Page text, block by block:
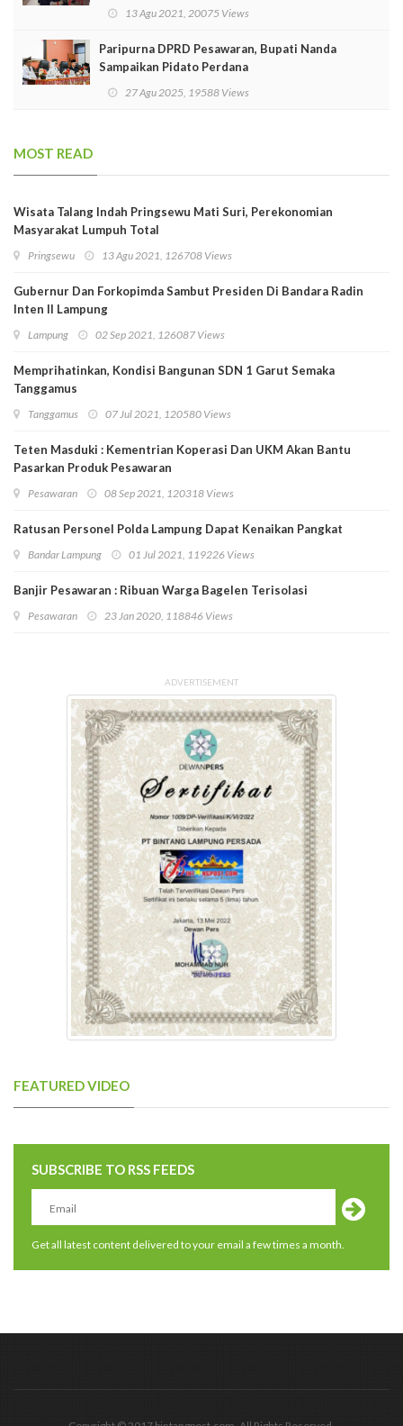
13 Agu 2021, 20075 Views
Paripurna DPRD Pesawaran, Bupati Nanda
Sampaikan Pidato Perdana
27 Agu 2025, 19588 Views
MOST READ
Wisata Talang Indah Pringsewu Mati Suri, Perekonomian
Masyarakat Lumpuh Total
Pringsewu 13 Agu 2021, 126708 Views
Gubernur Dan Forkopimda Sambut Presiden Di Bandara Radin
Inten II Lampung
Lampung 02 Sep 2021, 126087 Views
Memprihatinkan, Kondisi Bangunan SDN 1 Garut Semaka
Tanggamus
Tanggamus 07 Jul 2021, 120580 Views
Teten Masduki : Kementrian Koperasi Dan UKM Akan Bantu
Pasarkan Produk Pesawaran
Pesawaran 08 Sep 2021, 120318 Views
Ratusan Personel Polda Lampung Dapat Kenaikan Pangkat
Bandar Lampung 01 Jul 2021, 119226 Views
Banjir Pesawaran : Ribuan Warga Bagelen Terisolasi
Pesawaran 23 Jan 2020, 118846 Views
ADVERTISEMENT
FEATURED VIDEO
SUBSCRIBE TO RSS FEEDS
Get all latest content delivered to your email a few times a month.